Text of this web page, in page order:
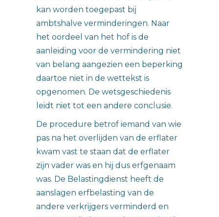
kan worden toegepast bij
ambtshalve verminderingen. Naar
het oordeel van het hof is de
aanleiding voor de vermindering niet
van belang aangezien een beperking
daartoe niet in de wettekst is
opgenomen. De wetsgeschiedenis
leidt niet tot een andere conclusie.
De procedure betrof iemand van wie
pas na het overlijden van de erflater
kwam vast te staan dat de erflater
zijn vader was en hij dus erfgenaam
was. De Belastingdienst heeft de
aanslagen erfbelasting van de
andere verkrijgers verminderd en